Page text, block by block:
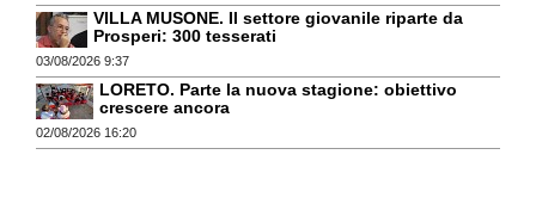
VILLA MUSONE. Il settore giovanile riparte da
Prosperi: 300 tesserati
03/08/2026 9:37
LORETO. Parte la nuova stagione: obiettivo
crescere ancora
02/08/2026 16:20